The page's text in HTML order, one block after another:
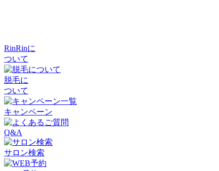
RinRinに
ついて
脱毛に
ついて
キャンペーン
Q&A
サロン検索